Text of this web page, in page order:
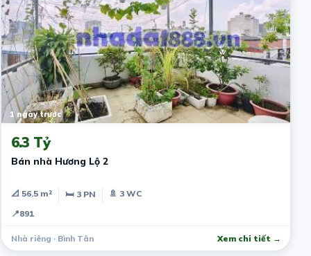
1 ngày trước
6.3 Tỷ
Bán nhà Hương Lộ 2
📐 56.5 m² 🛏 3 PN
🚿 3 WC
📍891
Nhà riêng · Bình Tân Xem chi tiết →